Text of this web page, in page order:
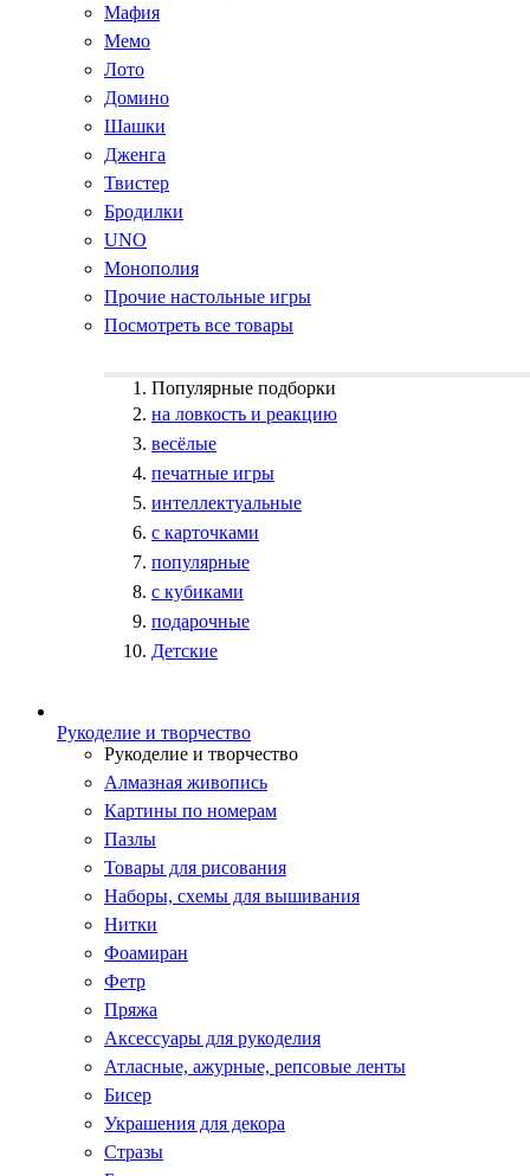
Мафия
Мемо
Лото
Домино
Шашки
Дженга
Твистер
Бродилки
UNO
Монополия
Прочие настольные игры
Посмотреть все товары
Популярные подборки
на ловкость и реакцию
весёлые
печатные игры
интеллектуальные
с карточками
популярные
с кубиками
подарочные
Детские
Рукоделие и творчество
Рукоделие и творчество
Алмазная живопись
Картины по номерам
Пазлы
Товары для рисования
Наборы, схемы для вышивания
Нитки
Фоамиран
Фетр
Пряжа
Аксессуары для рукоделия
Атласные, ажурные, репсовые ленты
Бисер
Украшения для декора
Стразы